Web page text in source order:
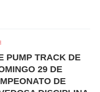
PUMP TRACK DE
29 DE
DE